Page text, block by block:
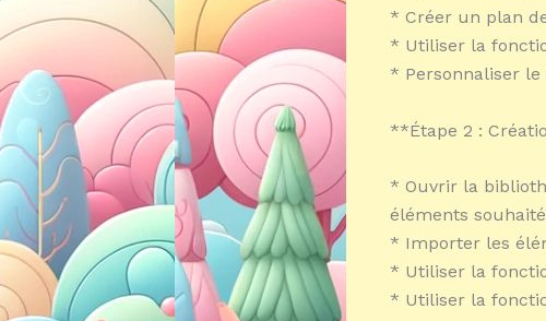
* Créer un plan
* Utiliser la
* Personnaliser
**Étape 2 :
* Ouvrir la
éléments
* Importer les
* Utiliser la
* Utiliser la